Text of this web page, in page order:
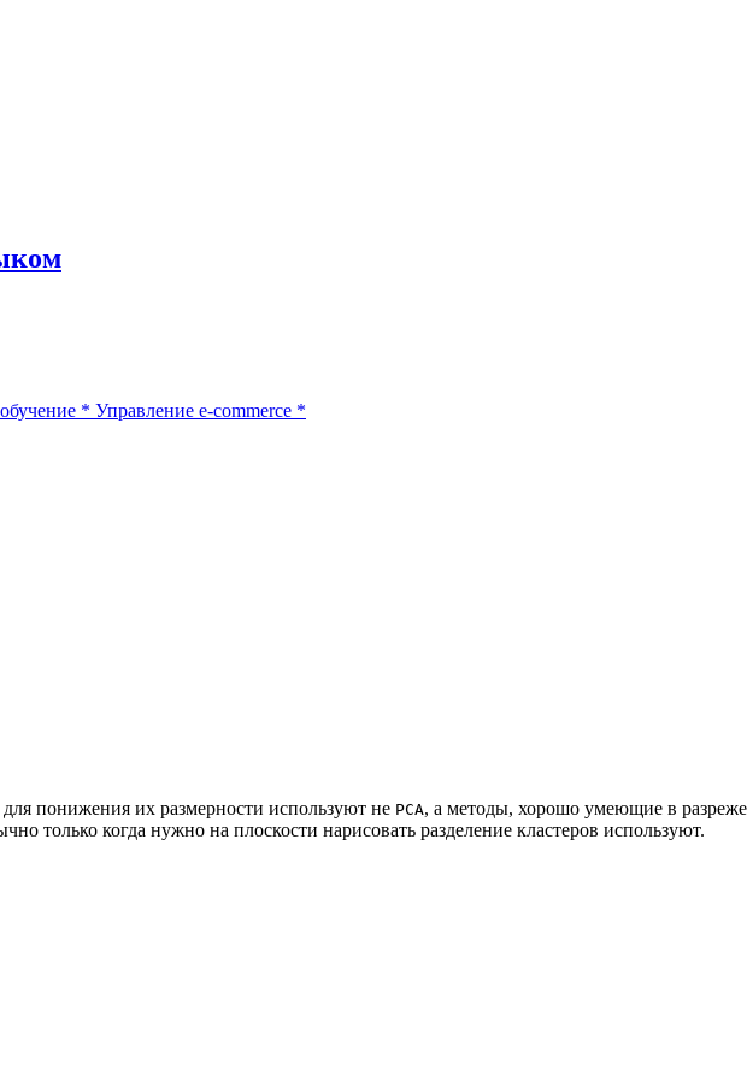
* Управление e-commerce *
понижения их размерности используют не PCA, а методы, хорошо умеющие в
только когда нужно на плоскости нарисовать разделение кластеров используют.